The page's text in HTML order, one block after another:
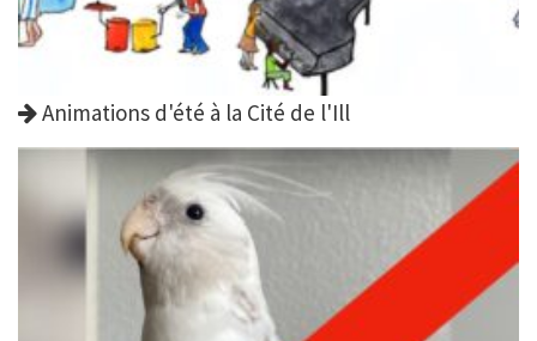
Animations d'été à la Cité de l'Ill